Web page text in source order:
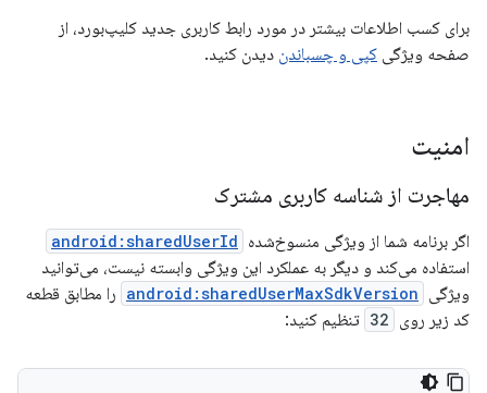
برای کسب اطلاعات بیشتر در مورد رابط کاربری جدید کلیپ‌بورد، از
صفحه ویژگی کپی و چسباندن دیدن کنید.
امنیت
مهاجرت از شناسه کاربری مشترک
اگر برنامه شما از ویژگی منسوخ‌شده android:sharedUserId
استفاده می‌کند و دیگر به عملکرد این ویژگی وابسته نیست، می‌توانید
ویژگی android:sharedUserMaxSdkVersion را مطابق قطعه
کد زیر روی 32 تنظیم کنید: